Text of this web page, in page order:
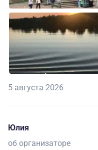
5 августа 2026
Юлия
об организаторе